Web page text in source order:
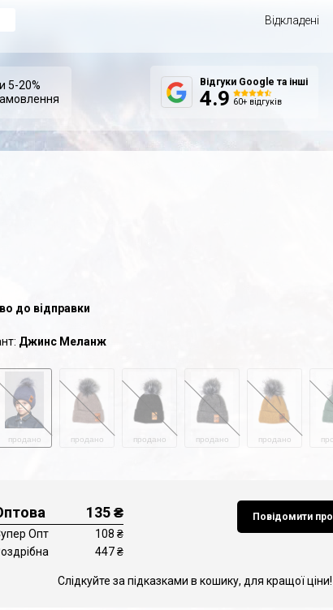
Відкладені
5-20%
до відправки
Джинс Меланж
продано продано продано продано продано
Повідомити про
135₴
Опт
108 ₴
447₴
Слідкуйте за підказками в кошику, для кращої ціни!